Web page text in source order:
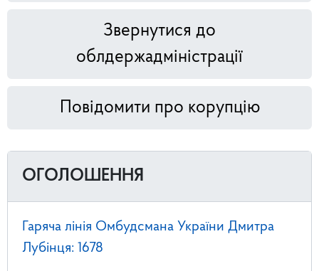
Звернутися до
облдержадміністрації
Повідомити про корупцію
ОГОЛОШЕННЯ
Гаряча лінія Омбудсмана України Дмитра
Лубінця: 1678